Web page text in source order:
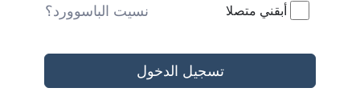
أبقني متصلا نسيت الباسوورد؟
تسجيل الدخول